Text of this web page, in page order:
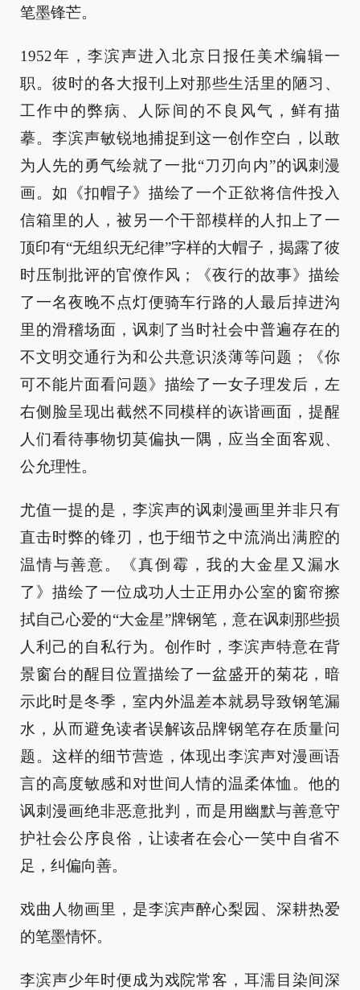
笔墨锋芒。
1952年，李滨声进入北京日报任美术编辑一
职。彼时的各大报刊上对那些生活里的陋习、
工作中的弊病、人际间的不良风气，鲜有描
摹。李滨声敏锐地捕捉到这一创作空白，以敢
为人先的勇气绘就了一批“刀刃向内”的讽刺漫
画。如《扣帽子》描绘了一个正欲将信件投入
信箱里的人，被另一个干部模样的人扣上了一
顶印有“无组织无纪律”字样的大帽子，揭露了彼
时压制批评的官僚作风；《夜行的故事》描绘
了一名夜晚不点灯便骑车行路的人最后掉进沟
里的滑稽场面，讽刺了当时社会中普遍存在的
不文明交通行为和公共意识淡薄等问题；《你
可不能片面看问题》描绘了一女子理发后，左
右侧脸呈现出截然不同模样的诙谐画面，提醒
人们看待事物切莫偏执一隅，应当全面客观、
公允理性。
尤值一提的是，李滨声的讽刺漫画里并非只有
直击时弊的锋刃，也于细节之中流淌出满腔的
温情与善意。《真倒霉，我的大金星又漏水
了》描绘了一位成功人士正用办公室的窗帘擦
拭自己心爱的“大金星”牌钢笔，意在讽刺那些损
人利己的自私行为。创作时，李滨声特意在背
景窗台的醒目位置描绘了一盆盛开的菊花，暗
示此时是冬季，室内外温差本就易导致钢笔漏
水，从而避免读者误解该品牌钢笔存在质量问
题。这样的细节营造，体现出李滨声对漫画语
言的高度敏感和对世间人情的温柔体恤。他的
讽刺漫画绝非恶意批判，而是用幽默与善意守
护社会公序良俗，让读者在会心一笑中自省不
足，纠偏向善。
戏曲人物画里，是李滨声醉心梨园、深耕热爱
的笔墨情怀。
李滨声少年时便成为戏院常客，耳濡目染间深